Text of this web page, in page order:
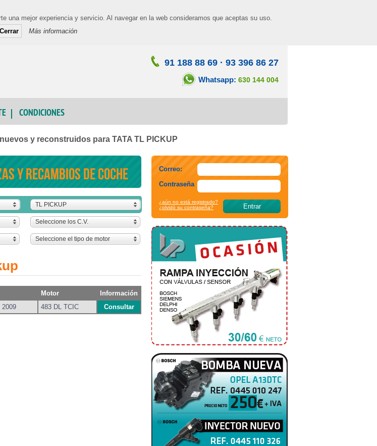
una mejor experiencia y servicio. Al navegar en la web consideramos que aceptas su uso.
Cerrar
Más información
91 188 88 69 · 93 396 86 27
Whatsapp: 630 144 004
CONDICIONES
y reconstruidos para TATA TL PICKUP
y recambios de coche
TL PICKUP
Seleccione los C.V.
Seleccione el tipo de motor
Motor
Información
2009 483 DL TCIC Consultar
Correo:
Contraseña
¿aún no está registrado?
¿olvidó su contraseña?